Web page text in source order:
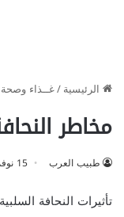
الرئيسية/غــذاء وصحة
مخاطر
طبيب العرب 15 نوفمبر 2008
تأثيرات النحافة السلبية